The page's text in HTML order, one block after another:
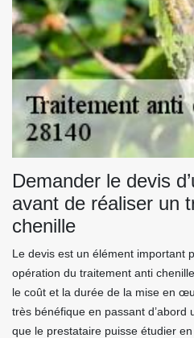
Demander le devis
avant de réaliser un
chenille
Le devis est un élément important
opération du traitement anti
le coût et la durée de la mise en
très bénéfique en passant d’abord
que le prestataire puisse étudier